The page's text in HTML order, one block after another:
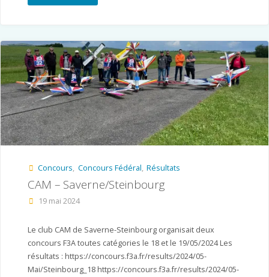
–
Sélection
équipe
de
France"
Concours, Concours Fédéral, Résultats
CAM – Saverne/Steinbourg
19 mai 2024
Le club CAM de Saverne-Steinbourg organisait deux
concours F3A toutes catégories le 18 et le 19/05/2024 Les
résultats : https://concours.f3a.fr/results/2024/05-
Mai/Steinbourg_18 https://concours.f3a.fr/results/2024/05-